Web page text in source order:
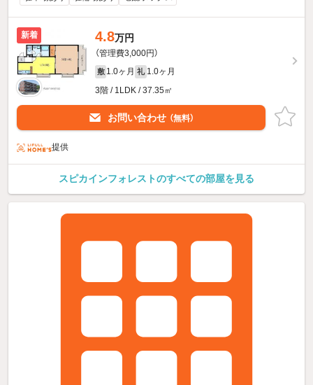
新着 4.8万円
（管理費3,000円）
敷 1.0ヶ月 礼 1.0ヶ月
3階 / 1LDK / 37.35㎡
お問い合わせ （無料）
提供
スピカインフォレストのすべての部屋を見る